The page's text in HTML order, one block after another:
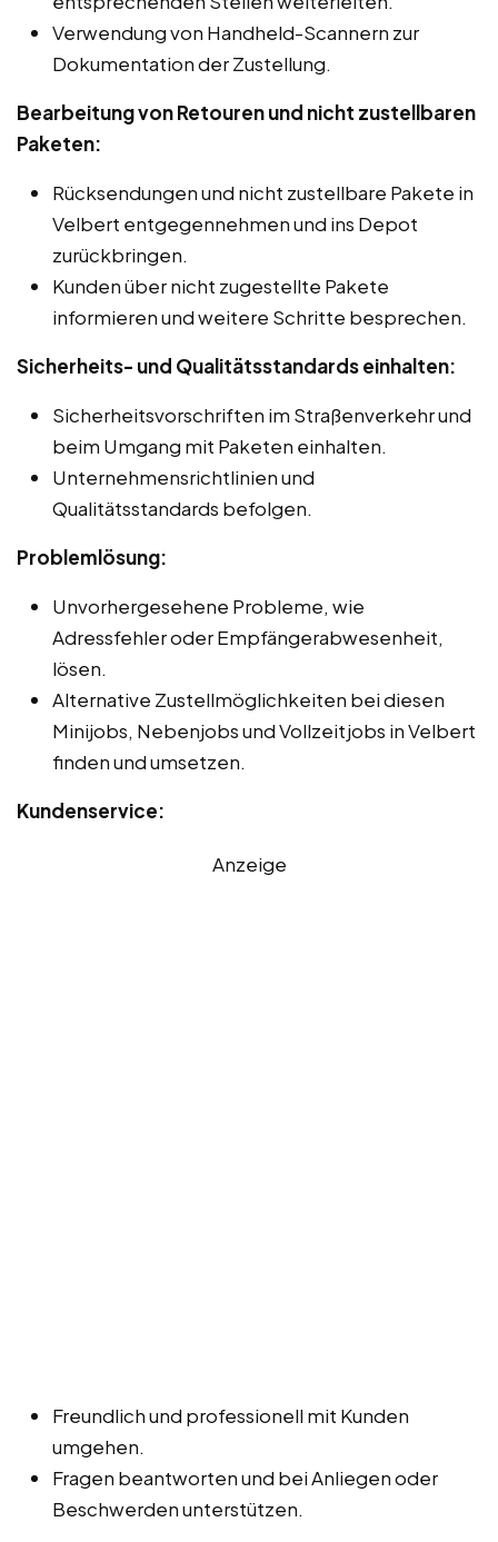
Verwendung von Handheld-Scannern zur
Dokumentation der Zustellung.
Bearbeitung von Retouren und nicht zustellbaren
Paketen:
Rücksendungen und nicht zustellbare Pakete in
Velbert entgegennehmen und ins Depot
zurückbringen.
Kunden über nicht zugestellte Pakete
informieren und weitere Schritte besprechen.
Sicherheits- und Qualitätsstandards einhalten:
Sicherheitsvorschriften im Straßenverkehr und
beim Umgang mit Paketen einhalten.
Unternehmensrichtlinien und
Qualitätsstandards befolgen.
Problemlösung:
Unvorhergesehene Probleme, wie
Adressfehler oder Empfängerabwesenheit,
lösen.
Alternative Zustellmöglichkeiten bei diesen
Minijobs, Nebenjobs und Vollzeitjobs in Velbert
finden und umsetzen.
Kundenservice:
Anzeige
Freundlich und professionell mit Kunden
umgehen.
Fragen beantworten und bei Anliegen oder
Beschwerden unterstützen.